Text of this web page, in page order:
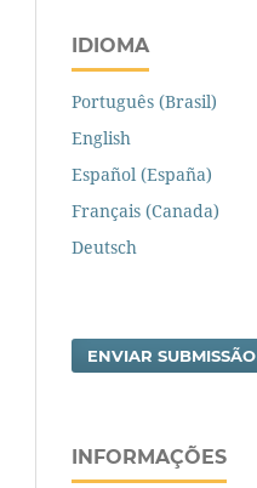
IDIOMA
Português (Brasil)
English
Español (España)
Français (Canada)
Deutsch
ENVIAR SUBMISSÃO
INFORMAÇÕES